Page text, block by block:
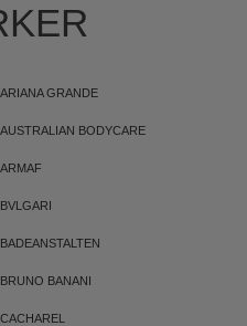
ARIANA GRANDE
AUSTRALIAN BODYCARE
ARMAF
BVLGARI
BADEANSTALTEN
BRUNO BANANI
CACHAREL